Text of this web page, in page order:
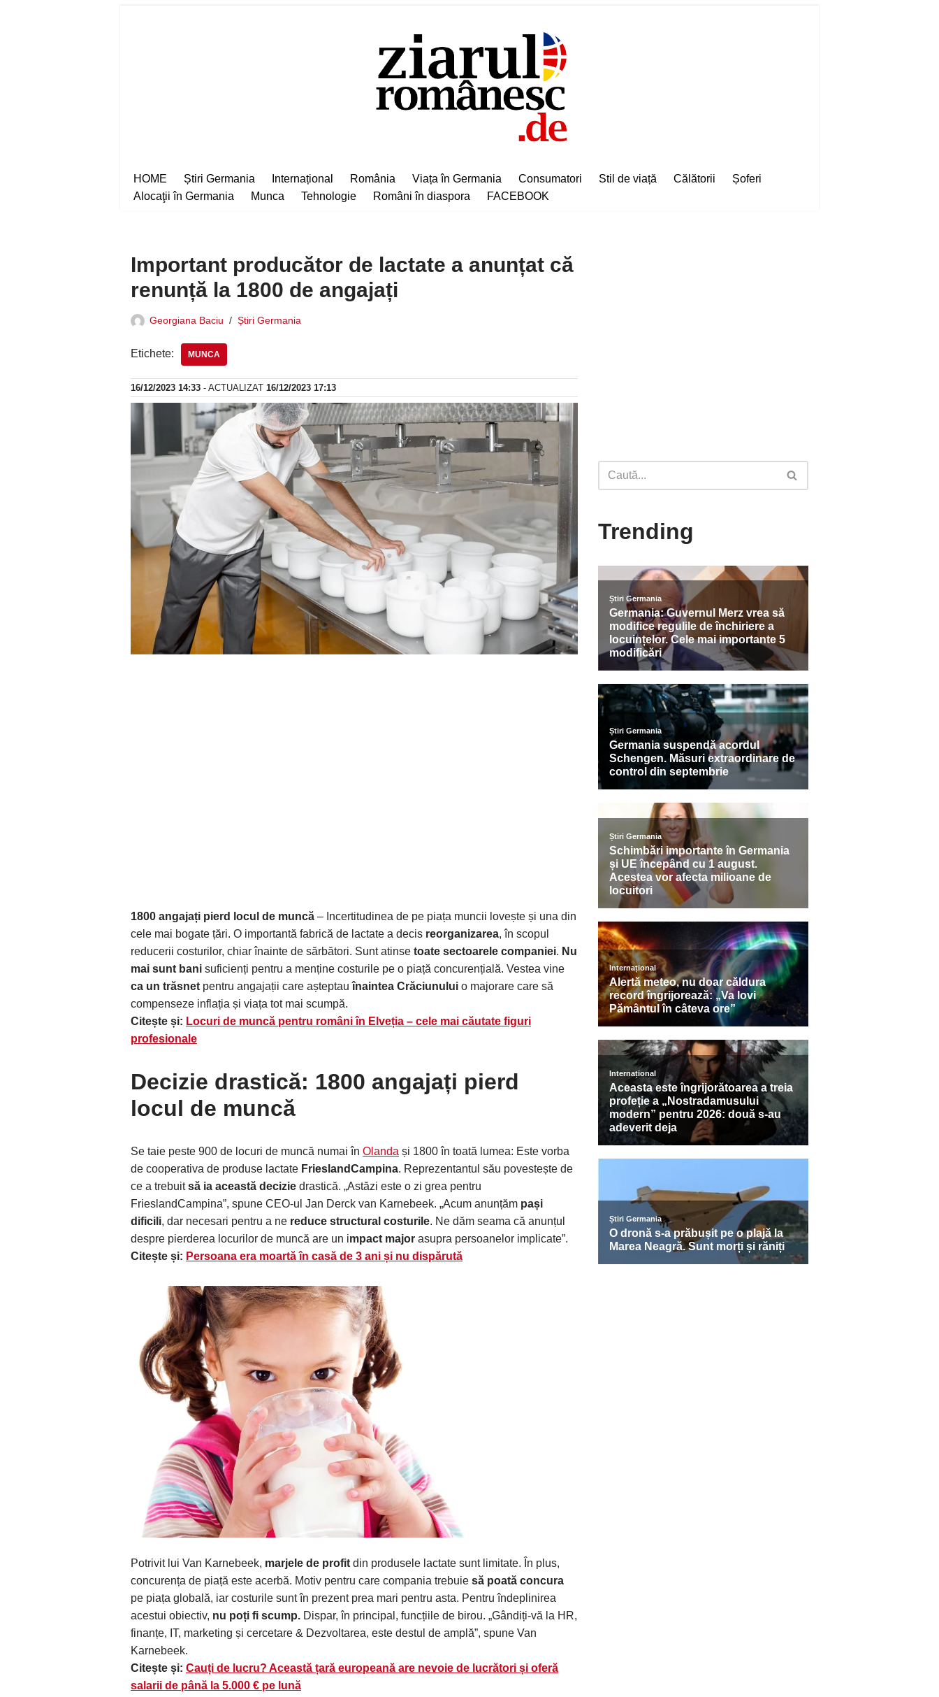
HOME Știri Germania Internațional România Viața în Germania Consumatori Stil de viață Călătorii
Șoferi
Alocaţii în Germania
Munca Tehnologie Români în diaspora FACEBOOK
Important producător de lactate a anunțat că
renunță la 1800 de angajați
Georgiana Baciu Știri Germania
Etichete: MUNCA
16/12/2023 14:33 - ACTUALIZAT 16/12/2023 17:13
1800 angajați pierd locul de muncă – Incertitudinea de pe piața muncii lovește și una din
cele mai bogate țări. O importantă fabrică de lactate a decis reorganizarea, în scopul
reducerii costurilor, chiar înainte de sărbători. Sunt atinse toate sectoarele companiei. Nu
mai sunt bani suficienți pentru a menține costurile pe o piață concurențială. Vestea vine
ca un trăsnet pentru angajații care așteptauînaintea Crăciunului o majorare care să
compenseze inflația și viața tot mai scumpă.
Citește și: Locuri de muncă pentru români în Elveția – cele mai căutate figuri
profesionale
Decizie drastică: 1800 angajați pierd
locul de muncă
Se taie peste 900 de locuri de muncă numai în Olanda și 1800 în toată lumea: Este vorba
de cooperativa de produse lactate FrieslandCampina. Reprezentantul său povestește de
ce a trebuitsă ia această decizie drastică. „Astăzi este o zi grea pentru
FrieslandCampina”, spune CEO-ul Jan Derck van Karnebeek. „Acum anunțăm pași
dificili, dar necesari pentru a ne reduce structural costurile. Ne dăm seama că anunțul
despre pierderea locurilor de muncă are un impact major asupra persoanelor implicate”.
Citește și: Persoana era moartă în casă de 3 ani și nu dispărută
Potrivit lui Van Karnebeek, marjele de profit din produsele lactate sunt limitate. În plus,
concurența de piață este acerbă. Motiv pentru care compania trebuie să poată concura
pe piața globală, iar costurile sunt în prezent prea mari pentru asta. Pentru îndeplinirea
acestui obiectiv, nu poți fi scump. Dispar, în principal, funcțiile de birou. „Gândiți-vă la HR,
finanțe, IT, marketing și cercetare & Dezvoltarea, este destul de amplă”, spune Van
Karnebeek.
Citește și: Cauți de lucru? Această țară europeană are nevoie de lucrători și oferă
salarii de până la 5.000 € pe lună
Trending